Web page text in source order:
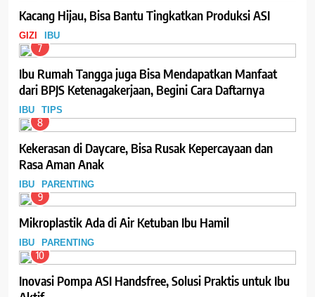
Kacang Hijau, Bisa Bantu Tingkatkan Produksi ASI
GIZI IBU
7
Ibu Rumah Tangga juga Bisa Mendapatkan Manfaat
dari BPJS Ketenagakerjaan, Begini Cara Daftarnya
IBU TIPS
8
Kekerasan di Daycare, Bisa Rusak Kepercayaan dan
Rasa Aman Anak
IBU PARENTING
9
Mikroplastik Ada di Air Ketuban Ibu Hamil
IBU PARENTING
10
Inovasi Pompa ASI Handsfree, Solusi Praktis untuk Ibu